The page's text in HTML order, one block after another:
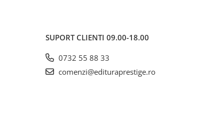
SUPORT CLIENTI 09.00-18.00
0732 55 88 33
comenzi@edituraprestige.ro